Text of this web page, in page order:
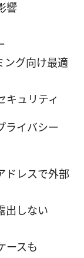
響
ング向け最適
キュリティ
ライバシー
ドレスで外部
出しない
ースも